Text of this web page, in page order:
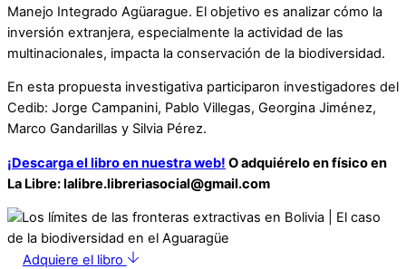
Manejo Integrado Agüarague. El objetivo es analizar cómo la
inversión extranjera, especialmente la actividad de las
multinacionales, impacta la conservación de la biodiversidad.
En esta propuesta investigativa participaron investigadores del
Cedib: Jorge Campanini, Pablo Villegas, Georgina Jiménez,
Marco Gandarillas y Silvia Pérez.
¡Descarga el libro en nuestra web! O adquiérelo en físico en
La Libre:lalibre.libreriasocial@gmail.com
Adquiere el libro